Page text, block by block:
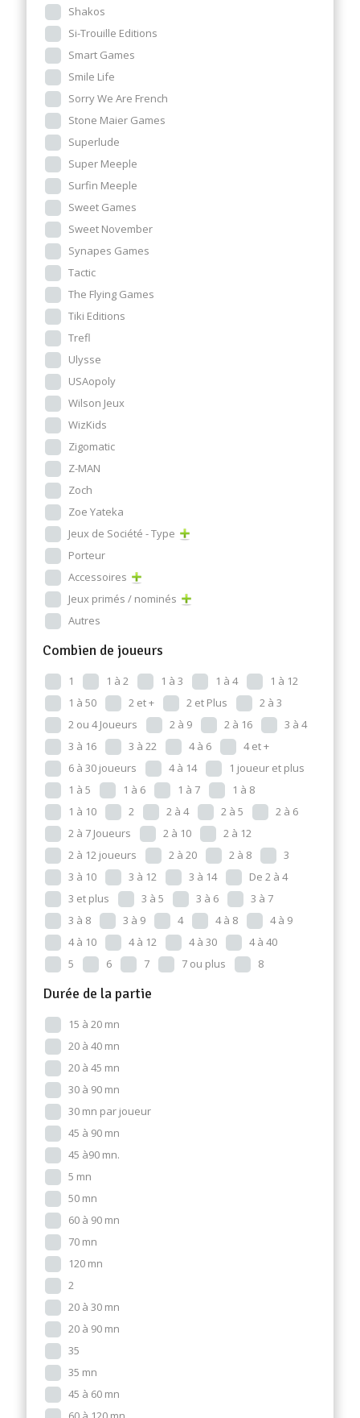
Shakos
Si-Trouille Editions
Smart Games
Smile Life
Sorry We Are French
Stone Maier Games
Superlude
Super Meeple
Surfin Meeple
Sweet Games
Sweet November
Synapes Games
Tactic
The Flying Games
Tiki Editions
Trefl
Ulysse
USAopoly
Wilson Jeux
WizKids
Zigomatic
Z-MAN
Zoch
Zoe Yateka
Jeux de Société - Type
Porteur
Accessoires
Jeux primés / nominés
Autres
Combien de joueurs
1 1 à 2 1 à 3 1 à 4
1 à 12
1 à 50
2 et + 2 et Plus
2 à 3
2 ou 4 Joueurs
2 à 9 2 à 16
3 à 4
3 à 16
3 à 22 4 à 6
4 et +
6 à 30 joueurs
4 à 14
1 joueur et plus
1 à 5
1 à 6 1 à 7
1 à 8
1 à 10
2 2 à 4 2 à 5
2 à 6
2 à 7 Joueurs
2 à 10
2 à 12
2 à 12 joueurs
2 à 20 2 à 8
3
3 à 10
3 à 12 3 à 14
De 2 à 4
3 et plus
3 à 5 3 à 6
3 à 7
3 à 8
3 à 9 4 4 à 8
4 à 9
4 à 10
4 à 12 4 à 30
4 à 40
5
6 7 7 ou plus 8
Durée de la partie
15 à 20 mn
20 à 40 mn
20 à 45 mn
30 à 90 mn
30 mn par joueur
45 à 90 mn
45 à90 mn.
5 mn
50 mn
60 à 90 mn
70 mn
120 mn
2
20 à 30 mn
20 à 90 mn
35
35 mn
45 à 60 mn